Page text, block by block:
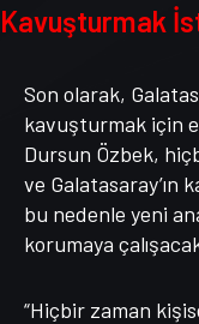
Kavuşturmak
Son olarak,
kavuşturmak için
Dursun Özbek,
ve Galatasaray’ın
bu nedenle yeni
korumaya
“Hiçbir zaman